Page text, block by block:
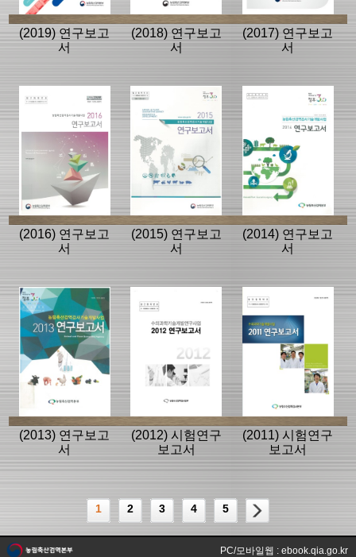
(2019) 연구보고
서
(2018) 연구보고
서
(2017) 연구보고
서
(2016) 연구보고
서
(2015) 연구보고
서
(2014) 연구보고
서
(2013) 연구보고
서
(2012) 시험연구
보고서
(2011) 시험연구
보고서
1 2 3 4 5
PC/모바일웹 : ebook.qia.go.kr